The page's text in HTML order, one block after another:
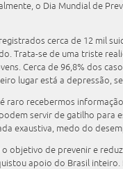
o Dia Mundial de
cerca de 12 mil
Trata-se de uma triste
Cerca de 96,8% dos
lugar está a depressão,
raro recebermos
servir de gatilho para
exaustiva, medo do
o objetivo de prevenir e
apoio do Brasil inteiro.